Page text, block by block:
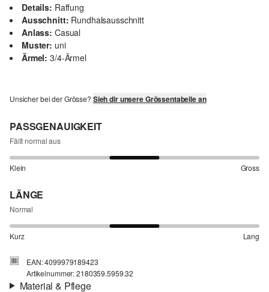
Details: Raffung
Ausschnitt: Rundhalsausschnitt
Anlass: Casual
Muster: uni
Ärmel: 3/4-Ärmel
Unsicher bei der Grösse? Sieh dir unsere Grössentabelle an
PASSGENAUIGKEIT
Fällt normal aus
Klein Gross
LÄNGE
Normal
Kurz Lang
EAN: 4099979189423
Artikelnummer: 2180359.5959.32
Material & Pflege